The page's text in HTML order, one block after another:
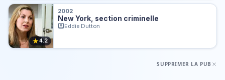
★4.2
2002
New York, section criminelle
Eddie Dutton
SUPPRIMER LA PUB